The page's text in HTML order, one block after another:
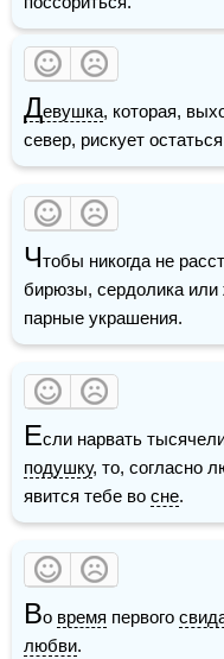
Девушка, которая,
север, рискует остаться
Чтобы никогда не
бирюзы, сердолика или
парные украшения.
Если нарвать
подушку, то, согласно
явится тебе во сне.
Во время первого
любви.